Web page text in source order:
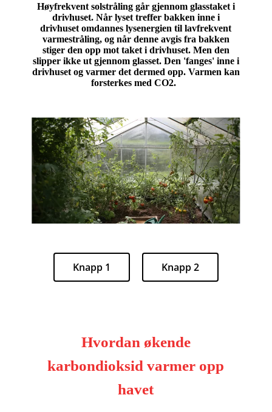
Høyfrekvent solstråling går gjennom glasstaket i
drivhuset. Når lyset treffer bakken inne i
drivhuset omdannes lysenergien til lavfrekvent
varmestråling, og når denne avgis fra bakken
stiger den opp mot taket i drivhuset. Men den
slipper ikke ut gjennom glasset. Den 'fanges' inne i
drivhuset og varmer det dermed opp. Varmen kan
forsterkes med CO2.
Knapp 1 Knapp 2
Hvordan økende
karbondioksid varmer opp
havet